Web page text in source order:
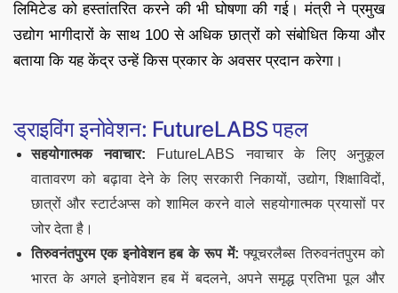
लिमिटेड को हस्तांतरित करने की भी घोषणा की गई। मंत्री ने प्रमुख
उद्योग भागीदारों के साथ 100 से अधिक छात्रों को संबोधित किया और
बताया कि यह केंद्र उन्हें किस प्रकार के अवसर प्रदान करेगा।
ड्राइविंग इनोवेशन: FutureLABS पहल
सहयोगात्मक नवाचार: FutureLABS नवाचार के लिए अनुकूल
वातावरण को बढ़ावा देने के लिए सरकारी निकायों, उद्योग, शिक्षाविदों,
छात्रों और स्टार्टअप्स को शामिल करने वाले सहयोगात्मक प्रयासों पर
जोर देता है।
तिरुवनंतपुरम एक इनोवेशन हब के रूप में: फ्यूचरलैब्स तिरुवनंतपुरम को
भारत के अगले इनोवेशन हब में बदलने, अपने समृद्ध प्रतिभा पूल और